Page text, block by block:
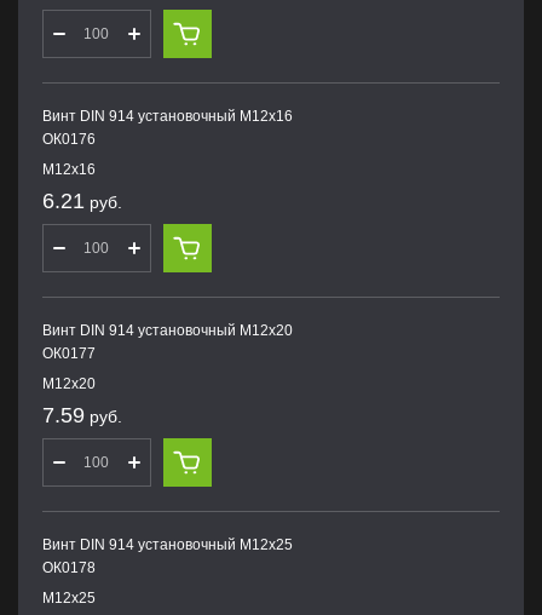
Винт DIN 914 установочный М12х16
ОК0176
М12х16
6.21 руб.
Винт DIN 914 установочный М12х20
ОК0177
М12х20
7.59 руб.
Винт DIN 914 установочный М12х25
ОК0178
М12х25